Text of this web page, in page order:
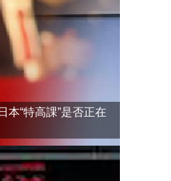
本“特高課”是否正在